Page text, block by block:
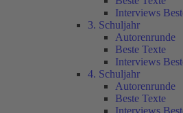
Interviews
3. Schuljahr
Autorenrunde
Beste Texte
Interviews
4. Schuljahr
Autorenrunde
Beste Texte
Interviews